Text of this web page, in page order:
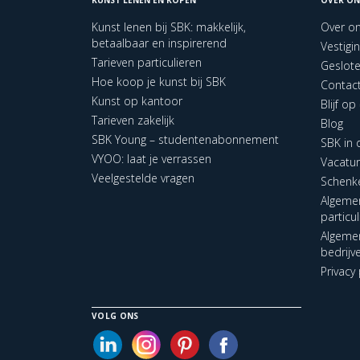
Kunst lenen bij SBK: makkelijk,
betaalbaar en inspirerend
Tarieven particulieren
Hoe koop je kunst bij SBK
Kunst op kantoor
Tarieven zakelijk
SBK Young – studentenabonnement
VYOO: laat je verrassen
Veelgestelde vragen
Over
Blijf op
Blog
SBK in
VOLG ONS